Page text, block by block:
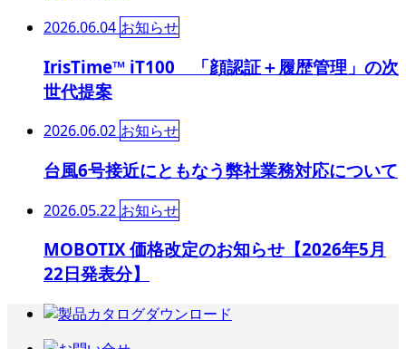
2026.06.04 お知らせ
IrisTime™ iT100 「顔認証＋履歴管理」の次
世代提案
2026.06.02 お知らせ
台風6号接近にともなう弊社業務対応について
2026.05.22 お知らせ
MOBOTIX 価格改定のお知らせ【2026年5月
22日発表分】